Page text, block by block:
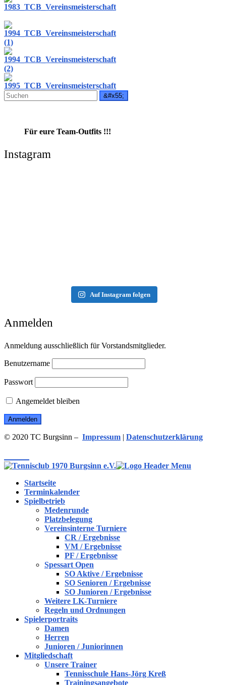
Für eure Team-Outfits !!!
Instagram
Auf Instagram folgen
Anmelden
Anmeldung ausschließlich für Vorstandsmitglieder.
Benutzername
Passwort
Angemeldet bleiben
© 2020 TC Burgsinn – Impressum | Datenschutzerklärung
Startseite
Terminkalender
Spielbetrieb
Medenrunde
Platzbelegung
Vereinsinterne Turniere
CR / Ergebnisse
VM / Ergebnisse
PF / Ergebnisse
Spessart Open
SO Aktive / Ergebnisse
SO Senioren / Ergebnisse
SO Junioren / Ergebnisse
Weitere LK-Turniere
Regeln und Ordnungen
Spielerportraits
Damen
Herren
Junioren / Juniorinnen
Mitgliedschaft
Unsere Trainer
Tennisschule Hans-Jörg Kreß
Trainingsangebote